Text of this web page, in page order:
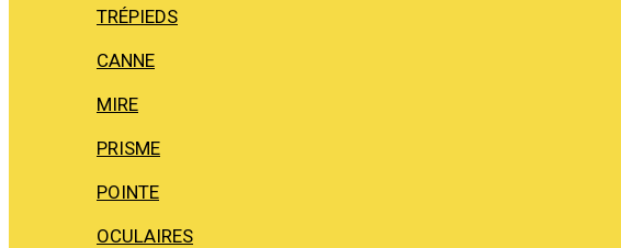
TRÉPIEDS
CANNE
MIRE
PRISME
POINTE
OCULAIRES